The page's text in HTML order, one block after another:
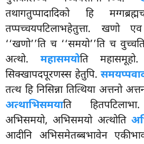
तथागतुप्पादादिको हि
तप्पच्चयपटिलाभहेतुत्ता. खणो
‘‘खणो’’ति च ‘‘समयो’’ति च
अत्थो.महासमयोति महासमूहो.
सिक्खापदपूरणस्स हेतुपि.
तत्थ हि निसिन्ना तित्थिया अत्तनो
अत्थाभिसमयाति
अभिसमयो, अभिसमयो अत्थोति
आदीनि अभिसमेतब्बभावेन एकीभावं